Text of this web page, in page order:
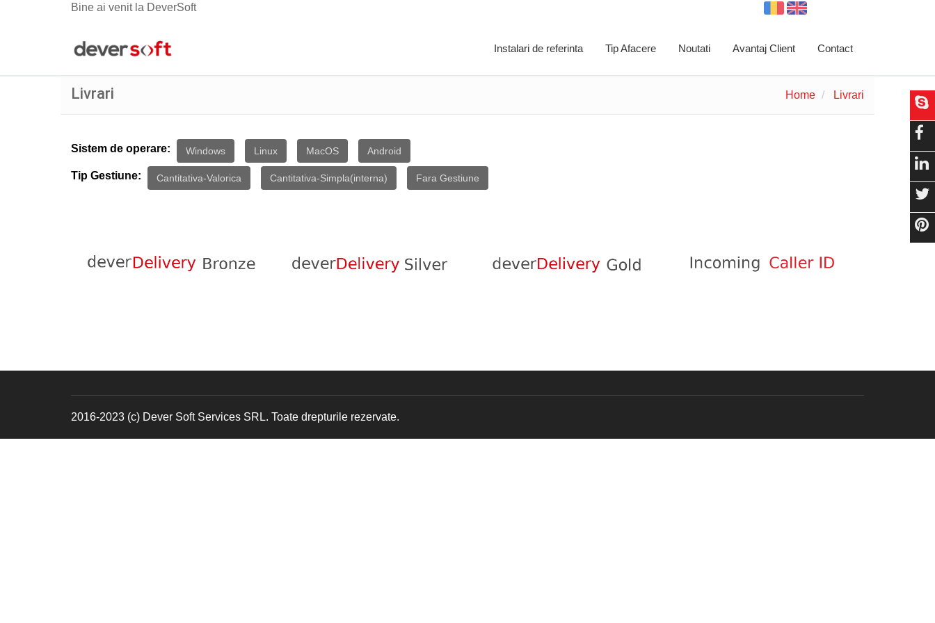
Bine ai venit la DeverSoft
Instalari de referinta Tip Afacere Noutati Avantaj Client Contact
Livrari Home Livrari
Sistem de operare: Windows Linux MacOS Android
Tip Gestiune: Cantitativa-Valorica Cantitativa-Simpla(interna) Fara Gestiune
2016-2023 (c) Dever Soft Services SRL. Toate drepturile rezervate.